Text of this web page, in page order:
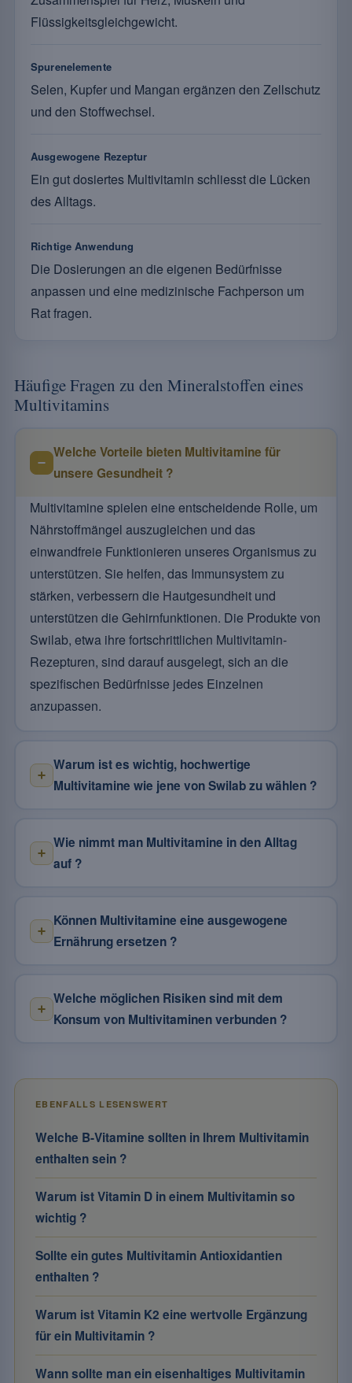
Flüssigkeitsgleichgewicht.
Spurenelemente
Selen, Kupfer und Mangan ergänzen den Zellschutz
und den Stoffwechsel.
Ausgewogene Rezeptur
Ein gut dosiertes Multivitamin schliesst die Lücken
des Alltags.
Richtige Anwendung
Die Dosierungen an die eigenen Bedürfnisse
anpassen und eine medizinische Fachperson um
Rat fragen.
Häufige Fragen zu den Mineralstoffen eines
Multivitamins
Welche Vorteile bieten Multivitamine für
unsere Gesundheit ?
Multivitamine spielen eine entscheidende Rolle, um
Nährstoffmängel auszugleichen und das
einwandfreie Funktionieren unseres Organismus zu
unterstützen. Sie helfen, das Immunsystem zu
stärken, verbessern die Hautgesundheit und
unterstützen die Gehirnfunktionen. Die Produkte von
Swilab, etwa ihre fortschrittlichen Multivitamin-
Rezepturen, sind darauf ausgelegt, sich an die
spezifischen Bedürfnisse jedes Einzelnen
anzupassen.
Warum ist es wichtig, hochwertige
Multivitamine wie jene von Swilab zu wählen ?
Wie nimmt man Multivitamine in den Alltag
auf ?
Können Multivitamine eine ausgewogene
Ernährung ersetzen ?
Welche möglichen Risiken sind mit dem
Konsum von Multivitaminen verbunden ?
EBENFALLS LESENSWERT
Welche B-Vitamine sollten in Ihrem Multivitamin
enthalten sein ?
Warum ist Vitamin D in einem Multivitamin so
wichtig ?
Sollte ein gutes Multivitamin Antioxidantien
enthalten ?
Warum ist Vitamin K2 eine wertvolle Ergänzung
für ein Multivitamin ?
Wann sollte man ein eisenhaltiges Multivitamin